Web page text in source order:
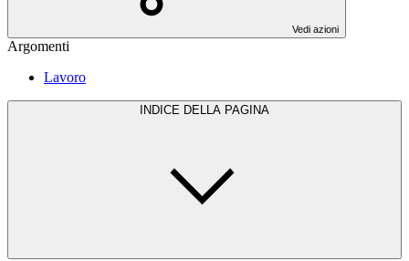
Vedi azioni
Argomenti
Lavoro
INDICE DELLA PAGINA